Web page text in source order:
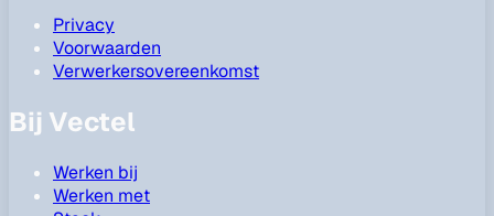
Privacy
Voorwaarden
Verwerkersovereenkomst
Bij Vectel
Werken bij
Werken met